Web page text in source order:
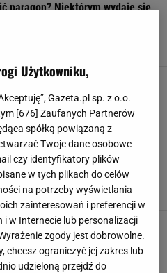
paragon? Niektórym wydaje się,
paragonu ze sklepu? Na tym mogą
Resort ostrzega przed
sprzedawcami
SKLEPY ZAKUPY
nie są rzadkością.
o pomoc. Czeka na donosy
PIENIĄDZE URZĄD SKARBOWY
towar. Na paragonach klientów
kilkadziesiąt tysięcy
PIENIĄDZE POLICJA
Użytkowniku,
Gazeta.pl sp. z o.o.
[ 676 ] Zaufanych Partnerów
spółką powiązaną z
Twoje dane osobowe
czy identyfikatory plików
w tych plikach do celów
na potrzeby wyświetlania
zainteresowań i preferencji w
w Internecie lub personalizacji
zgody jest dobrowolne.
chcesz ograniczyć jej zakres lub
udzieloną przejdź do